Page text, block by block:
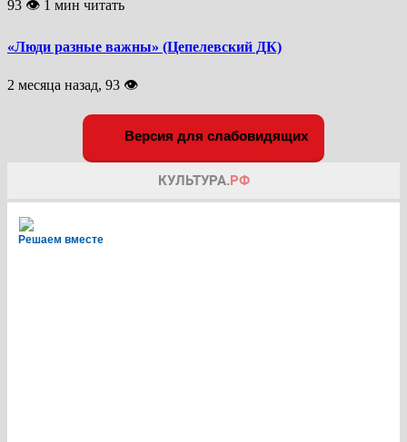
93 👁 1 мин читать
«Люди разные важны» (Цепелевский ДК)
2 месяца назад, 93 👁
Версия для слабовидящих
Решаем вместе